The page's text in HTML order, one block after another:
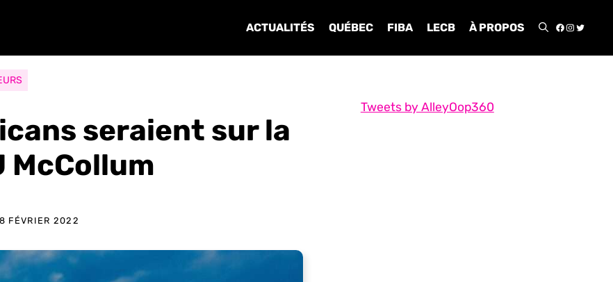
ACTUALITÉS QUÉBEC FIBA LECB À PROPOS
seraient sur la
McCollum
8 FÉVRIER 2022
Tweets by AlleyOop360